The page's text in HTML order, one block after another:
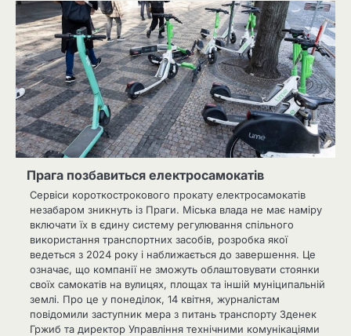
Прага позбавиться електросамокатів
Сервіси короткострокового прокату електросамокатів
незабаром зникнуть із Праги. Міська влада не має наміру
включати їх в єдину систему регулювання спільного
використання транспортних засобів, розробка якої
ведеться з 2024 року і наближається до завершення. Це
означає, що компанії не зможуть облаштовувати стоянки
своїх самокатів на вулицях, площах та іншій муніципальній
землі. Про це у понеділок, 14 квітня, журналістам
повідомили заступник мера з питань транспорту Зденек
Гржиб та директор Управління технічними комунікаціями